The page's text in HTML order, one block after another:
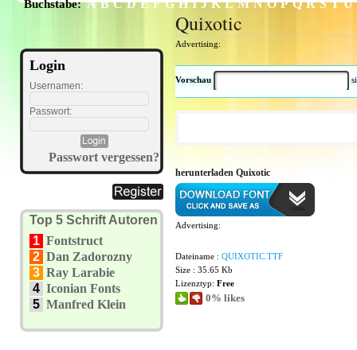
Buchstabe:A B C D E F G H I J K L M N O P Q R S T U
Login
Usernamen:
Passwort:
Passwort vergessen?
Top 5 Schrift Autoren
1 Fontstruct
2 Dan Zadorozny
3 Ray Larabie
4 Iconian Fonts
5 Manfred Klein
Quixotic
Advertising:
Vorschau
herunterladen Quixotic
Advertising:
Dateiname : QUIXOTIC.TTF
Size : 35.65 Kb
Lizenztyp: Free
0% likes